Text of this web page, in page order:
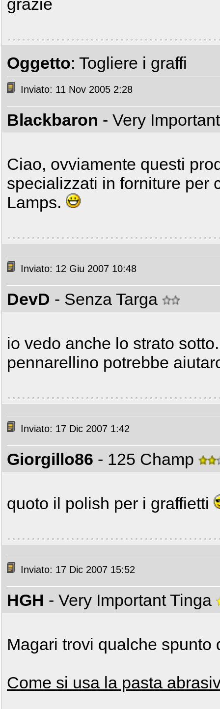
grazie
Oggetto: Togliere i graffi
Inviato: 11 Nov 2005 2:28
Blackbaron - Very
Ciao, ovviamente questi
specializzati in forniture per
Lamps.
Inviato: 12 Giu 2007 10:48
DevD - Senza Targa
io vedo anche lo strato
pennarellino potrebbe
Inviato: 17 Dic 2007 1:42
Giorgillo86 - 125 Champ
quoto il polish per i graffietti
Inviato: 17 Dic 2007 15:52
HGH - Very Important Tinga
Magari trovi qualche spunto
Come si usa la pasta